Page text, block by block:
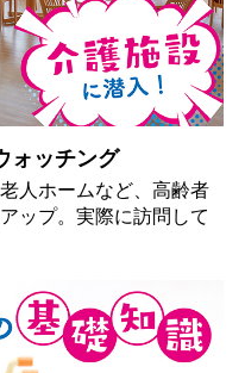
ォッチング
人ホームなど、高齢者
ップ。実際に訪問して